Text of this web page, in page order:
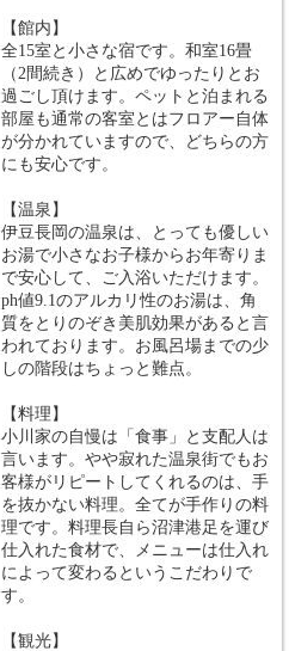
【館内】
全15室と小さな宿です。和室16畳
（2間続き）と広めでゆったりとお
過ごし頂けます。ペットと泊まれる
部屋も通常の客室とはフロアー自体
が分かれていますので、どちらの方
にも安心です。
【温泉】
伊豆長岡の温泉は、とっても優しい
お湯で小さなお子様からお年寄りま
で安心して、ご入浴いただけます。
ph値9.1のアルカリ性のお湯は、角
質をとりのぞき美肌効果があると言
われております。お風呂場までの少
しの階段はちょっと難点。
【料理】
小川家の自慢は「食事」と支配人は
言います。やや寂れた温泉街でもお
客様がリピートしてくれるのは、手
を抜かない料理。全てが手作りの料
理です。料理長自ら沼津港足を運び
仕入れた食材で、メニューは仕入れ
によって変わるというこだわりで
す。
【観光】